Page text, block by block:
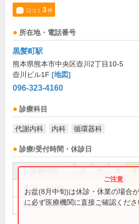
口コミ 3件
所在地・電話番号
黒髪町駅
熊本県熊本市中央区壺川2丁目10-5
壺川ビル1F [地図]
096-323-4160
診療科目
代謝内科 内科 循環器科
診療/受付時間・休診日
8:30～12:30 ● ● ●
14:30～18:00 ● ● ●
お盆(8月中旬)は休診・休業の場合
に必ず医療機関に直接ご確認くださ